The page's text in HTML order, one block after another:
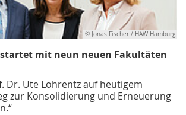
© Jonas Fischer / HAW Hamburg
startet mit neun neuen Fakultäten
Dr. Ute Lohrentz auf heutigem
zur Konsolidierung und Erneuerung